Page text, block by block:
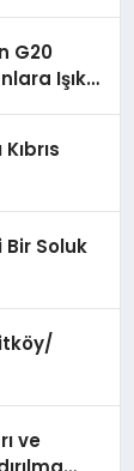
G20
Işık
Bir Soluk
ve